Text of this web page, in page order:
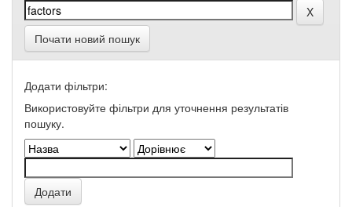
Почати новий пошук
Додати фільтри:
Використовуйте фільтри для уточнення результатів
пошуку.